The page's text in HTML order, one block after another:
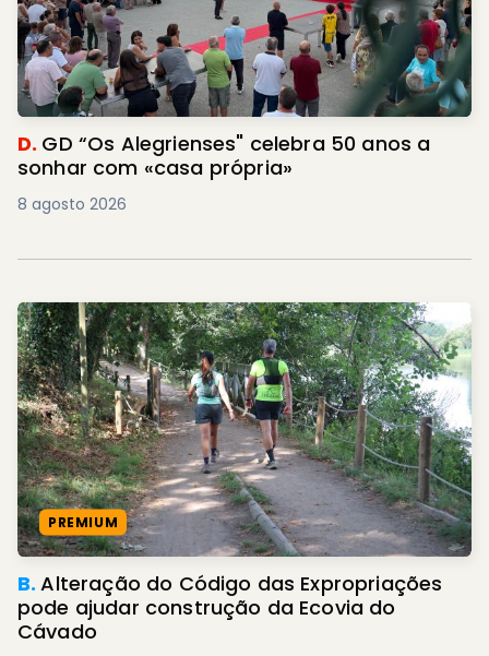
D. GD “Os Alegrienses" celebra 50 anos a
sonhar com «casa própria»
8 agosto 2026
PREMIUM
B.Alteração do Código das Expropriações
pode ajudar construção da Ecovia do
Cávado